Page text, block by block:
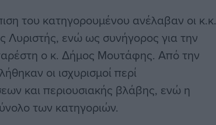
του κατηγορουμένου ανέλαβαν οι κ.κ.
Λυριστής, ενώ ως συνήγορος για την
ο κ. Δήμος Μουτάφης. Από την
οι ισχυρισμοί περί
και περιουσιακής βλάβης, ενώ η
των κατηγοριών.